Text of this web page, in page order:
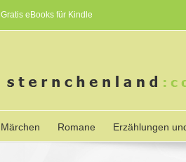
Gratis eBooks für Kindle
Märchen Romane Erzählungen